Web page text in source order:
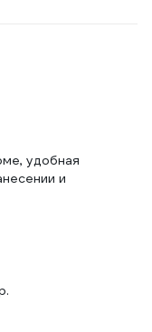
удобная
и